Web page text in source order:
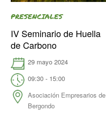
PRESENCIALES
IV Seminario de Huella
de Carbono
29 mayo 2024
09:30 - 15:00
Asociación Empresarios de
Bergondo